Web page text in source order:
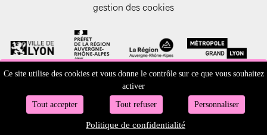
Ce site utilise des cookies et vous donne le contrôle sur ce que vous souhaitez
activer
Tout accepter Tout refuser Personnaliser
Politique de confidentialité
gestion des cookies